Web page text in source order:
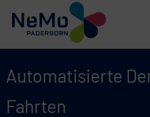
Automatisierte
Fahrten